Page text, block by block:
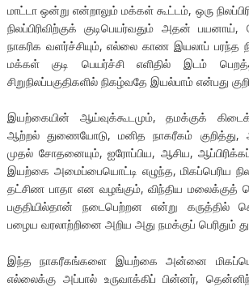
மாட்டா ஒன்று என்றாலும் மக்கள் கூட்டம், ஒரு
நிலப்பிரிவிற்குக் குடிபெயர்வதும் அதன்
நாகரிக வளர்ச்சியும், எல்லை காண இயலாப் பரந்த
மக்கள் குடி பெயர்ச்சி எளிதில் இடம்
சிறுநிலப்பகுதிகளில் நிகழ்வதே இயல்பாம் என்பது
இயற்கையின் ஆய்வுக்கூடமும், தமக்குக்
ஆற்றல் துணையோடு, மனித நாகரீகம் குறித்து,
முதல் சோதனையும், ஐரோப்பிய, ஆசிய, ஆப்பிரிக்கப்
இயற்கை அமைப்பையொட்டி எழுந்த, மிகப்பெரிய
தட்சிண பாதா என வழங்கும், விந்திய மலைக்குத்
பகுதியில்தான் நடைபெற்றன என்று
பழைய வரலாற்றினை அறிய அது நமக்குப் பெரிதும்
இந்த நாகரீகங்களை இயற்கை அன்னை
எல்லைக்கு அப்பால் உருவாக்கிப் பின்னர்,